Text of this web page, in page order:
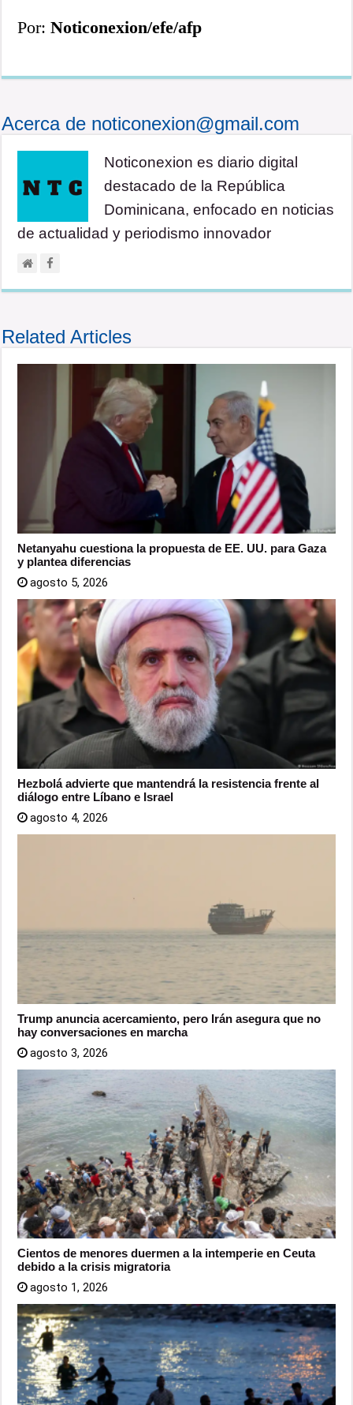
Por: Noticonexion/efe/afp
Acerca de noticonexion@gmail.com
Noticonexion es diario digital
destacado de la República
Dominicana, enfocado en noticias
de actualidad y periodismo innovador
Related Articles
Netanyahu cuestiona la propuesta de EE. UU. para Gaza
y plantea diferencias
agosto 5, 2026
Hezbolá advierte que mantendrá la resistencia frente al
diálogo entre Líbano e Israel
agosto 4, 2026
Trump anuncia acercamiento, pero Irán asegura que no
hay conversaciones en marcha
agosto 3, 2026
Cientos de menores duermen a la intemperie en Ceuta
debido a la crisis migratoria
agosto 1, 2026